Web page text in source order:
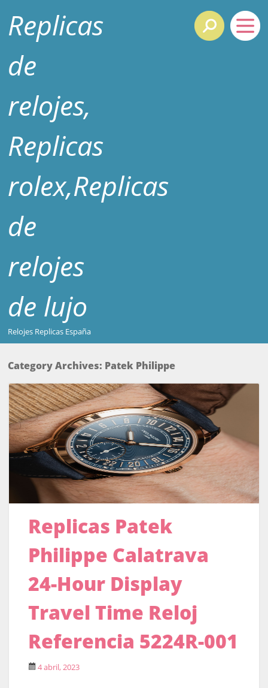
Replicas
de
relojes,
Replicas
rolex,Replicas
de
relojes
de lujo
Relojes Replicas España
Category Archives: Patek Philippe
Replicas Patek
Philippe Calatrava
24-Hour Display
Travel Time Reloj
Referencia 5224R-001
4 abril, 2023